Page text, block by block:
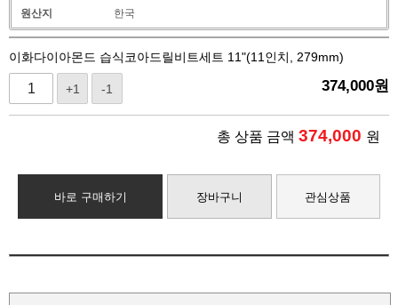
원산지
한국
이화다이아몬드 습식코아드릴비트세트 11"(11인치, 279mm)
+1 -1 374,000원
총 상품 금액 374,000 원
바로 구매하기 장바구니 관심상품